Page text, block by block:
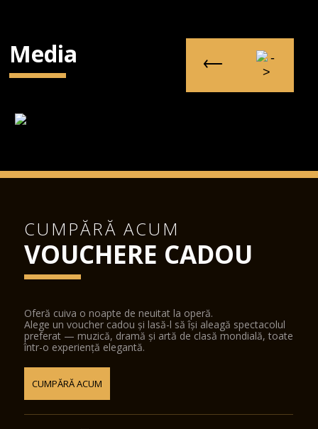
Media
CUMPĂRĂ ACUM
VOUCHERE CADOU
Oferă cuiva o noapte de neuitat la operă.
Alege un voucher cadou și lasă-l să își aleagă spectacolul
preferat — muzică, dramă și artă de clasă mondială, toate
într-o experiență elegantă.
CUMPĂRĂ ACUM